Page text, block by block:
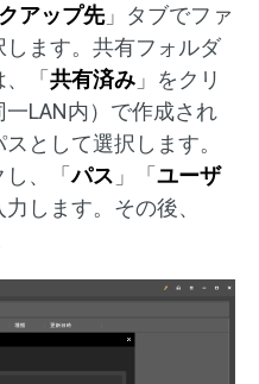
アップ先」タブでファ
ます。共有フォルダ
、「共有済み 」をクリ
LAN内）で作成され
として選択します。
し、「パス 」「ユーザ
力します。その後、